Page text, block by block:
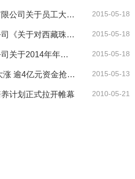
西藏城市发展投资股份有限公司关于员工大会选举沈文女士、吴素芬女士为公司第七届监事会职工监事的公告 2015-05-18
西藏珠峰工业股份有限公司《关于对西藏珠峰工业股份有限公司2014年年度报告的事后审核意见函》的回复 2015-05-18
西藏珠峰工业股份有限公司关于2014年年度报告的事后审核意见函之回复的公告 2015-05-18
证券时报网:西藏本地股大涨 逾4亿元资金抢筹7只个股 2015-05-13
计划正式拉开帷幕 2010-05-21